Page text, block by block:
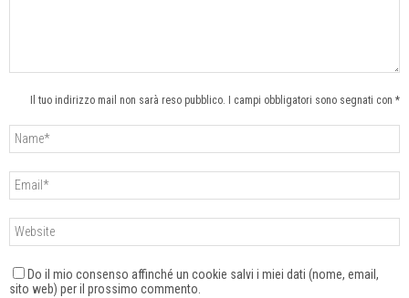
Il tuo indirizzo mail non sarà reso pubblico. I campi obbligatori sono segnati con *
Do il mio consenso affinché un cookie salvi i miei dati (nome, email,
sito web) per il prossimo commento.